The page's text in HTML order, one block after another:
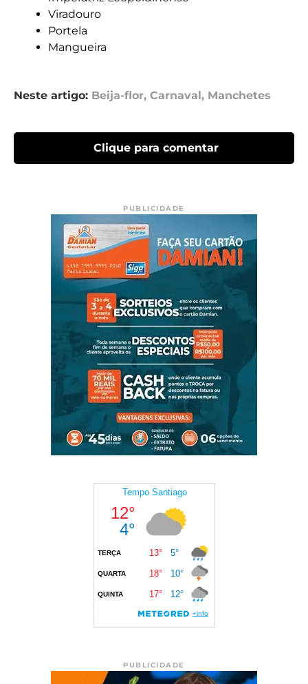
Viradouro
Portela
Mangueira
Neste artigo: Beija-flor, Carnaval, Manchetes
Clique para comentar
PUBLICIDADE
PUBLICIDADE